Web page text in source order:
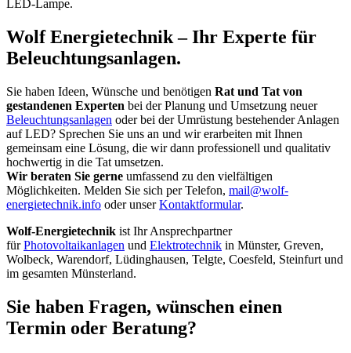
LED-Lampe.
Wolf Energietechnik – Ihr Experte für
Beleuchtungsanlagen.
Sie haben Ideen, Wünsche und benötigen Rat und Tat von
gestandenen Experten bei der Planung und Umsetzung neuer
Beleuchtungsanlagen oder bei der Umrüstung bestehender Anlagen
auf LED? Sprechen Sie uns an und wir erarbeiten mit Ihnen
gemeinsam eine Lösung, die wir dann professionell und qualitativ
hochwertig in die Tat umsetzen.
Wir beraten Sie gerne umfassend zu den vielfältigen
Möglichkeiten. Melden Sie sich per Telefon, mail@wolf-
energietechnik.info oder unserKontaktformular.
Wolf-Energietechnik ist Ihr Ansprechpartner
fürPhotovoltaikanlagen und Elektrotechnik in Münster, Greven,
Wolbeck, Warendorf, Lüdinghausen, Telgte, Coesfeld, Steinfurt und
im gesamten Münsterland.
Sie haben Fragen, wünschen einen
Termin oder Beratung?